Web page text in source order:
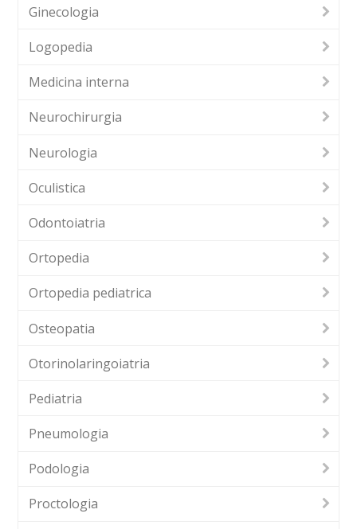
Ginecologia
Logopedia
Medicina interna
Neurochirurgia
Neurologia
Oculistica
Odontoiatria
Ortopedia
Ortopedia pediatrica
Osteopatia
Otorinolaringoiatria
Pediatria
Pneumologia
Podologia
Proctologia